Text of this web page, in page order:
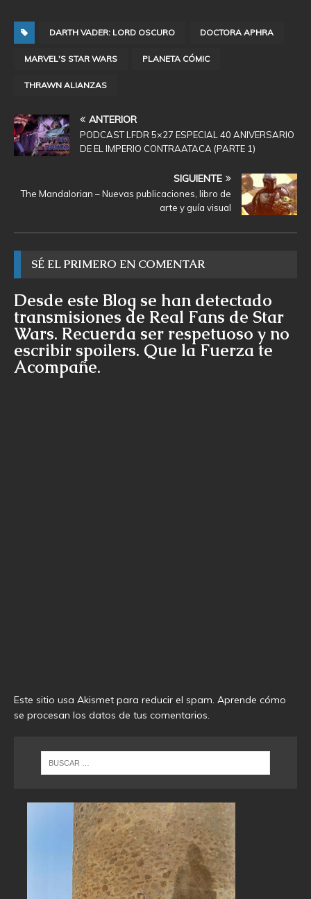
DARTH VADER: LORD OSCURO DOCTORA APHRA
MARVEL'S STAR WARS PLANETA CÓMIC
THRAWN ALIANZAS
ANTERIOR
PODCAST LFDR 5×27 ESPECIAL 40 ANIVERSARIO
DE EL IMPERIO CONTRAATACA (PARTE 1)
SIGUIENTE
The Mandalorian – Nuevas publicaciones, libro de
arte y guía visual
SÉ EL PRIMERO EN COMENTAR
Desde este Blog se han detectado
transmisiones de Real Fans de Star
Wars. Recuerda ser respetuoso y no
escribir spoilers. Que la Fuerza te
Acompañe.
Este sitio usa Akismet para reducir el spam. Aprende cómo
se procesan los datos de tus comentarios.